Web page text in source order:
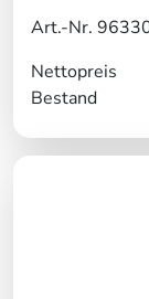
Art.-Nr.
Nettopreis
Bestand